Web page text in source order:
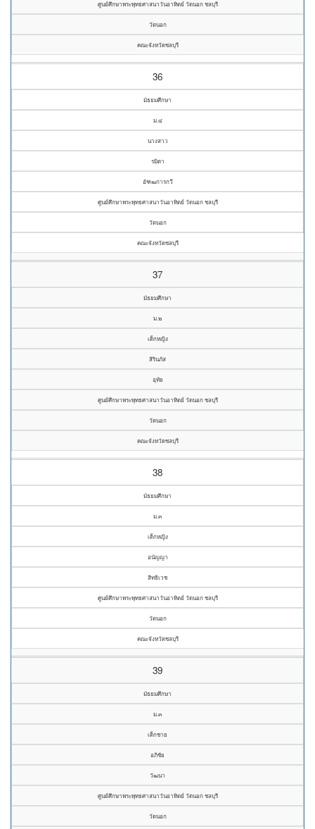
ศูนย์ศึกษาพระพุทธศาสนาวันอาทิตย์ วัดนอก ชลบุรี
วัดนอก
คณะจังหวัดชลบุรี
36
มัธยมศึกษา
ม.๔
นางสาว
รมิดา
อัฑฒการกวี
ศูนย์ศึกษาพระพุทธศาสนาวันอาทิตย์ วัดนอก ชลบุรี
วัดนอก
คณะจังหวัดชลบุรี
37
มัธยมศึกษา
ม.๒
เด็กหญิง
สิรินภัส
อุทัย
ศูนย์ศึกษาพระพุทธศาสนาวันอาทิตย์ วัดนอก ชลบุรี
วัดนอก
คณะจังหวัดชลบุรี
38
มัธยมศึกษา
ม.๓
เด็กหญิง
อนัญญา
สิทธิเวช
ศูนย์ศึกษาพระพุทธศาสนาวันอาทิตย์ วัดนอก ชลบุรี
วัดนอก
คณะจังหวัดชลบุรี
39
มัธยมศึกษา
ม.๓
เด็กชาย
อภิชัย
วัฒนา
ศูนย์ศึกษาพระพุทธศาสนาวันอาทิตย์ วัดนอก ชลบุรี
วัดนอก